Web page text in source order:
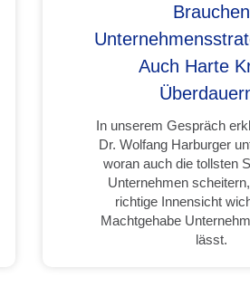
Brauchen
Auch Harte
In unserem Gespräch
Dr. Wolfang Harburger
woran auch die tollsten
Unternehmen
richtige Innensicht
Machtgehabe
lässt.